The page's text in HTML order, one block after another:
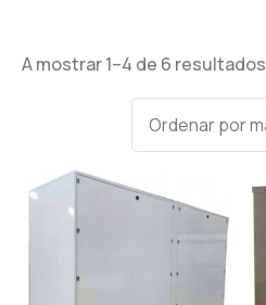
A mostrar 1–6 de 6 resultados